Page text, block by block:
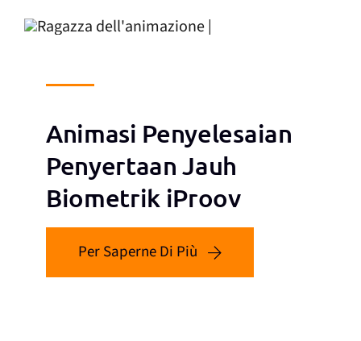
Animasi Penyelesaian
Penyertaan Jauh
Biometrik iProov
Per Saperne Di Più